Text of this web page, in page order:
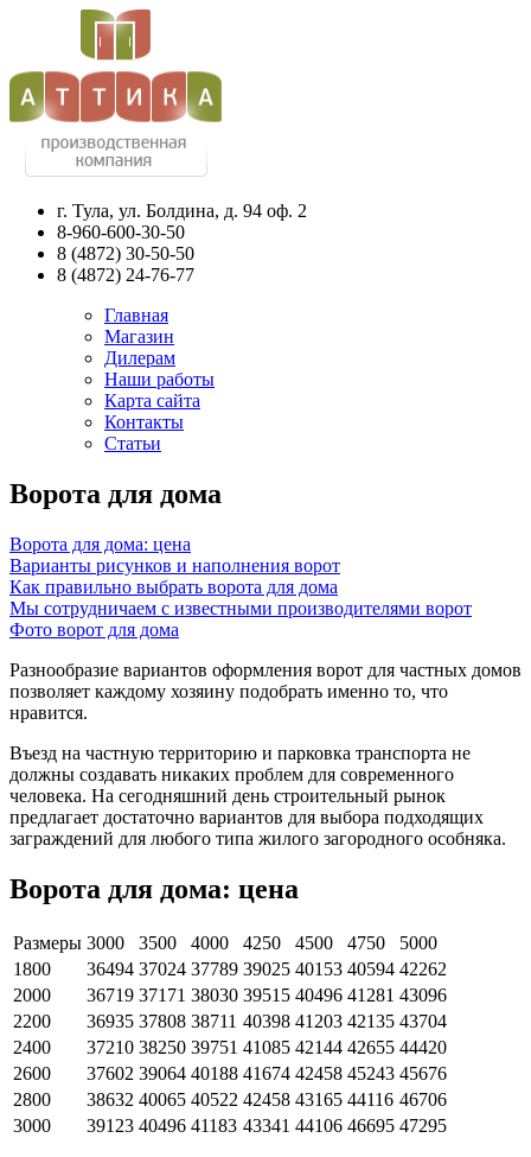
г. Тула, ул. Болдина, д. 94 оф. 2
8-960-600-30-50
8 (4872) 30-50-50
8 (4872) 24-76-77
Главная
Магазин
Дилерам
Наши работы
Карта сайта
Контакты
Статьи
Ворота для дома
Ворота для дома: цена
Варианты рисунков и наполнения ворот
Как правильно выбрать ворота для дома
Мы сотрудничаем с известными производителями ворот
Фото ворот для дома
Разнообразие вариантов оформления ворот для частных домов
позволяет каждому хозяину подобрать именно то, что
нравится.
Въезд на частную территорию и парковка транспорта не
должны создавать никаких проблем для современного
человека. На сегодняшний день строительный рынок
предлагает достаточно вариантов для выбора подходящих
заграждений для любого типа жилого загородного особняка.
Ворота для дома: цена
Размеры 3000 3500 4000 4250 4500 4750
5000
1800
36494 37024 37789 39025 40153 40594 42262
2000
36719 37171 38030 39515 40496 41281 43096
2200
36935 37808 38711 40398 41203 42135 43704
2400
37210 38250 39751 41085 42144 42655 44420
2600
37602 39064 40188 41674 42458 45243 45676
2800
38632 40065 40522 42458 43165 44116 46706
3000
39123 40496 41183 43341 44106 46695 47295